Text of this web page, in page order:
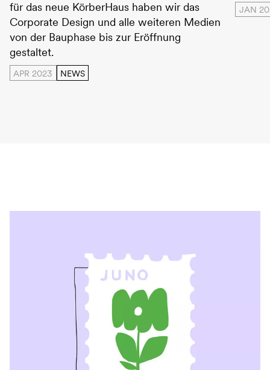
für das neue KörberHaus haben wir das
Corporate Design und alle weiteren Medien
von der Bauphase bis zur Eröffnung
gestaltet.
APR 2023 NEWS
JAN